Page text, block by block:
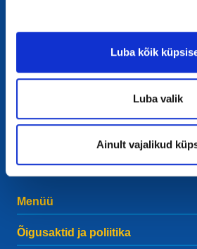
Luba kõik
Luba valik
Ainult vajalikud
European Registry for Internet
1831 Diegem, Belgium
RPR Brussel – VAT BE 0864.240.405
Üldised päringud
info@eurid.eu
Pressinõuded: press@eurid.eu
Menüü
Õigusaktid ja poliitika